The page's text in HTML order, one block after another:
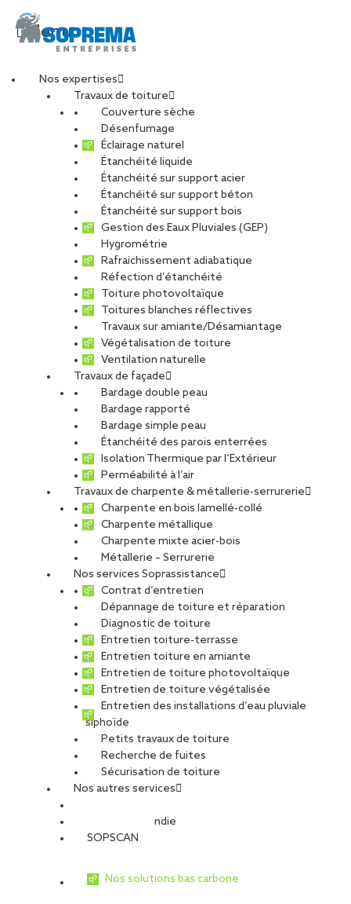
Menu
Nos expertises
Travaux de toiture
Couverture sèche
Désenfumage
Éclairage naturel
Étanchéité liquide
Étanchéité sur support acier
Étanchéité sur support béton
Étanchéité sur support bois
Gestion des Eaux Pluviales (GEP)
Hygrométrie
Rafraichissement adiabatique
Réfection d’étanchéité
Toiture photovoltaïque
Toitures blanches réflectives
Travaux sur amiante/Désamiantage
Végétalisation de toiture
Ventilation naturelle
Travaux de façade
Bardage double peau
Bardage rapporté
Bardage simple peau
Étanchéité des parois enterrées
Isolation Thermique par l’Extérieur
Perméabilité à l’air
Travaux de charpente & métallerie-serrurerie
Charpente en bois lamellé-collé
Charpente métallique
Charpente mixte acier-bois
Métallerie – Serrurerie
Nos services Soprassistance
Contrat d’entretien
Dépannage de toiture et réparation
Diagnostic de toiture
Entretien toiture-terrasse
Entretien toiture en amiante
Entretien de toiture photovoltaïque
Entretien de toiture végétalisée
Entretien des installations d’eau pluviale
siphoïde
Petits travaux de toiture
Recherche de fuites
Sécurisation de toiture
Nos autres services
Sécurité Incendie
SOPSCAN
Nos solutions bas carbone
PARTAGER
10 décembre 2018